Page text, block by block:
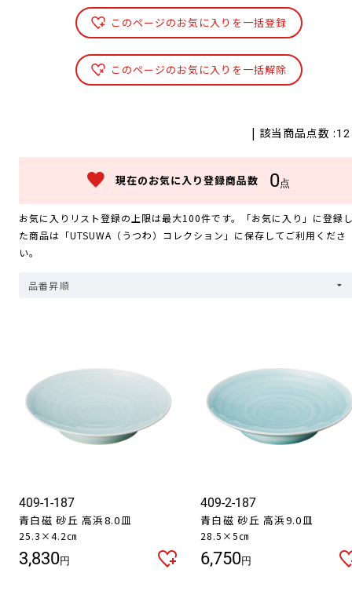
このページのお気に入りを一括登録
このページのお気に入りを一括解除
| 該当商品点数 :12
現在のお気に入り登録商品数 0点
お気に入りリスト登録の上限は最大100件です。「お気に入り」に登録
た商品は「UTSUWA（うつわ）コレクション」に保存してご利用くださ
い。
409-1-187
青白磁 砂丘 高浜8.0皿
25.3×4.2㎝
3,830円
409-2-187
青白磁 砂丘 高浜9.0皿
28.5×5㎝
6,750円